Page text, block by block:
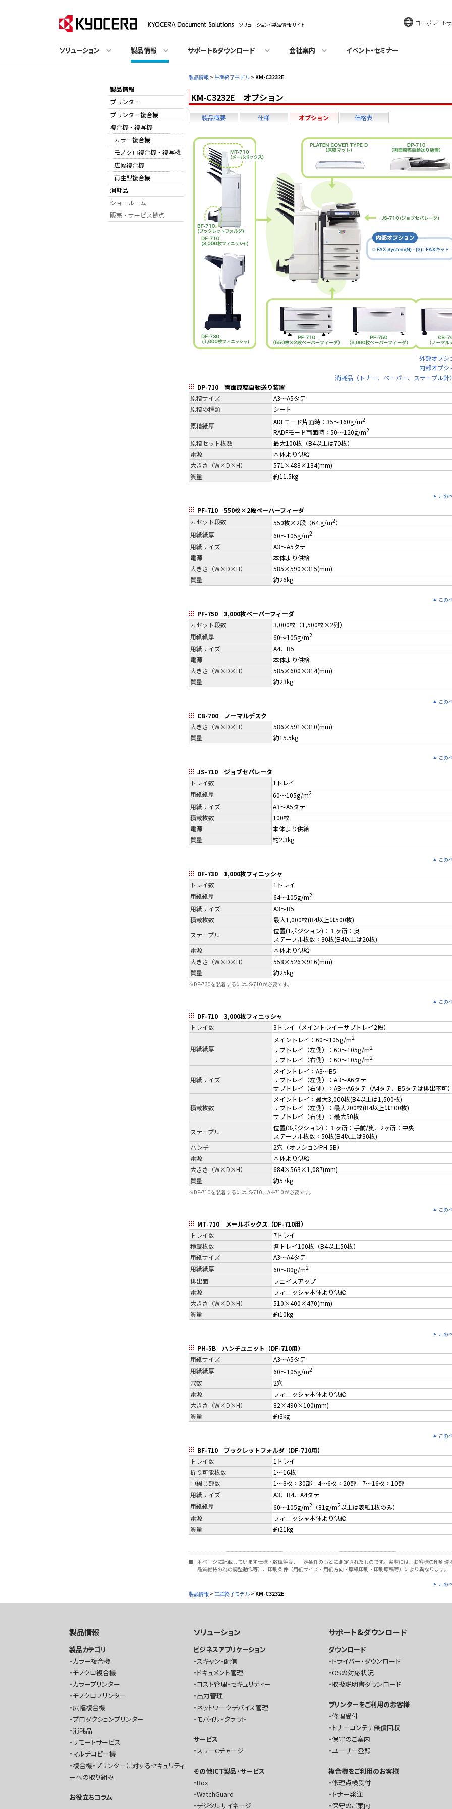
ソリューション・製品情報サイト コーポレートサ
ソリューション 製品情報 サポート&ダウンロード 会社案内 イベント・セミナー
製品情報
プリンター
プリンター複合機
複合機・複写機
カラー複合機
モノクロ複合機・複写機
広幅複合機
再生型複合機
消耗品
ショールーム
販売・サービス拠点
製品情報> 生産終了モデル> KM-C3232E
KM-C3232E オプション
製品概要 仕様 オプション 価格表
外部オプシ
内部オプシ
消耗品（トナー、ペーパー、ステープル針
DP-710 両面原稿自動送り装置
原稿サイズ
A3～A5タテ
原稿の種類
シート
原稿紙厚
ADFモード片面時：35～160g/m2
RADFモード両面時：50～120g/m2
原稿セット枚数
最大100枚（B4以上は70枚）
電源
本体より供給
大きさ（W×D×H）
571×488×134(mm)
質量
約11.5kg
この
PF-710 550枚×2段ペーパーフィーダ
カセット段数
550枚×2段（64 g/m2）
用紙紙厚
60～105g/m2
用紙サイズ
A3～A5タテ
電源
本体より供給
大きさ（W×D×H）
585×590×315(mm)
質量
約26kg
この
PF-750 3,000枚ペーパーフィーダ
カセット段数
3,000枚（1,500枚×2列）
用紙紙厚
60～105g/m2
用紙サイズ
A4、B5
電源
本体より供給
大きさ（W×D×H）
585×600×314(mm)
質量
約23kg
この
CB-700 ノーマルデスク
大きさ（W×D×H）
586×591×310(mm)
質量
約15.5kg
この
JS-710 ジョブセパレータ
トレイ数
1トレイ
用紙紙厚
60～105g/m2
用紙サイズ
A3～A5タテ
積載枚数
100枚
電源
本体より供給
質量
約2.3kg
この
DF-730 1,000枚フィニッシャ
トレイ数
1トレイ
用紙紙厚
64～105g/m2
用紙サイズ
A3～B5
積載枚数
最大1,000枚(B4以上は500枚)
ステープル
位置(1ポジション)：１ヶ所：奥
ステープル枚数：30枚(B4以上は20枚)
電源
本体より供給
大きさ（W×D×H）
558×526×916(mm)
質量
約25kg
※DF-730を装着するにはJS-710が必要です。
この
DF-710 3,000枚フィニッシャ
トレイ数
3トレイ（メイントレイ＋サブトレイ2段）
用紙紙厚
メイントレイ：60～105g/m2
サブトレイ（左側）：60～105g/m2
サブトレイ（右側）：60～105g/m2
用紙サイズ
メイントレイ：A3～B5
サブトレイ（左側）：A3～A6タテ
サブトレイ（右側）：A3～A6タテ（A4タテ、B5タテは排出不可）
積載枚数
メイントレイ：最大3,000枚(B4以上は1,500枚)
サブトレイ（左側）：最大200枚(B4以上は100枚)
サブトレイ（右側）：最大50枚
ステープル
位置(3ポジション)：１ヶ所：手前/奥、2ヶ所：中央
ステープル枚数：50枚(B4以上は30枚)
パンチ
2穴（オプションPH-5B）
電源
本体より供給
大きさ（W×D×H）
684×563×1,087(mm)
質量
約57kg
※DF-710を装着するにはJS-710、AK-710が必要です。
この
MT-710 メールボックス（DF-710用）
トレイ数
7トレイ
積載枚数
各トレイ100枚（B4以上50枚）
用紙サイズ
A3～A4タテ
用紙紙厚
60～80g/m2
排出面
フェイスアップ
電源
フィニッシャ本体より供給
大きさ（W×D×H）
510×400×470(mm)
質量
約10kg
この
PH-5B パンチユニット（DF-710用）
用紙サイズ
A3～A5タテ
用紙紙厚
60～105g/m2
穴数
2穴
電源
フィニッシャ本体より供給
大きさ（W×D×H）
82×490×100(mm)
質量
約3kg
この
BF-710 ブックレットフォルダ（DF-710用）
トレイ数
1トレイ
折り可能枚数
1～16枚
中綴じ部数
1～3枚：30部 4～6枚：20部 7～16枚：10部
用紙サイズ
A3、B4、A4タテ
用紙紙厚
60～105g/m2（81g/m2以上は表紙1枚のみ）
電源
フィニッシャ本体より供給
質量
約21kg
■ 本ページに記載しています仕様・数値等は、一定条件のもとに測定されたものです。実際には、お客様の印刷環
品質維持の為の調整動作等）、印刷条件（用紙サイズ・用紙方向・厚紙印刷・印刷原稿等）により異なります。
この
製品情報> 生産終了モデル> KM-C3232E
製品情報
製品カテゴリ
カラー複合機
モノクロ複合機
カラープリンター
モノクロプリンター
広幅複合機
プロダクションプリンター
消耗品
リモートサービス
マルチコピー機
複合機・プリンターに対するセキュリティ
ーへの取り組み
お役立ちコラム
ソリューション
ビジネスアプリケーション
スキャン・配信
ドキュメント管理
コスト管理・セキュリティー
出力管理
ネットワークデバイス管理
モバイル・クラウド
サービス
スリーCチャージ
その他ICT製品・サービス
Box
WatchGuard
デジタルサイネージ
サポート&ダウンロード
ダウンロード
ドライバー・ダウンロード
OSの対応状況
取扱説明書ダウンロード
プリンターをご利用のお客様
修理受付
トナーコンテナ無償回収
保守のご案内
ユーザー登録
複合機をご利用のお客様
修理点検受付
トナー発注
保守のご案内